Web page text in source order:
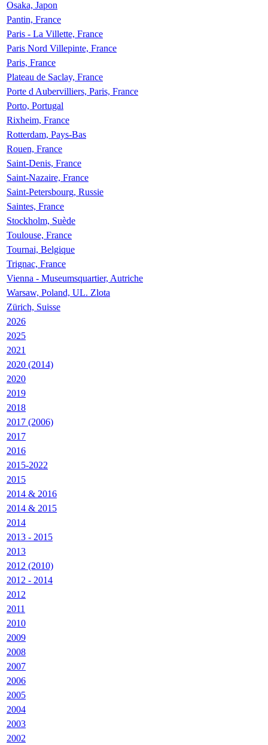
Osaka, Japon
Pantin, France
Paris - La Villette, France
Paris Nord Villepinte, France
Paris, France
Plateau de Saclay, France
Porte d Aubervilliers, Paris, France
Porto, Portugal
Rixheim, France
Rotterdam, Pays-Bas
Rouen, France
Saint-Denis, France
Saint-Nazaire, France
Saint-Petersbourg, Russie
Saintes, France
Stockholm, Suède
Toulouse, France
Tournai, Belgique
Trignac, France
Vienna - Museumsquartier, Autriche
Warsaw, Poland, UL. Zlota
Zürich, Suisse
2026
2025
2021
2020 (2014)
2020
2019
2018
2017 (2006)
2017
2016
2015-2022
2015
2014 & 2016
2014 & 2015
2014
2013 - 2015
2013
2012 (2010)
2012 - 2014
2012
2011
2010
2009
2008
2007
2006
2005
2004
2003
2002